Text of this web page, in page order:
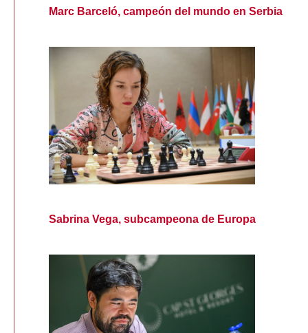
Marc Barceló, campeón del mundo en Serbia
Sabrina Vega, subcampeona de Europa